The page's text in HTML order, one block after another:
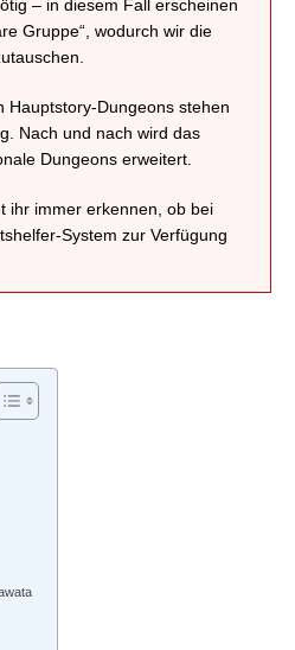
– in diesem Fall erscheinen
Gruppe“, wodurch wir die
Hauptstory-Dungeons stehen
Nach und nach wird das
Dungeons erweitert.
ihr immer erkennen, ob bei
System zur Verfügung